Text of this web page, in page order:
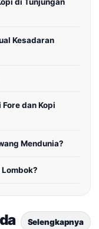
Kesadaran
dan Kopi
Mendunia?
Lombok?
Selengkapnya